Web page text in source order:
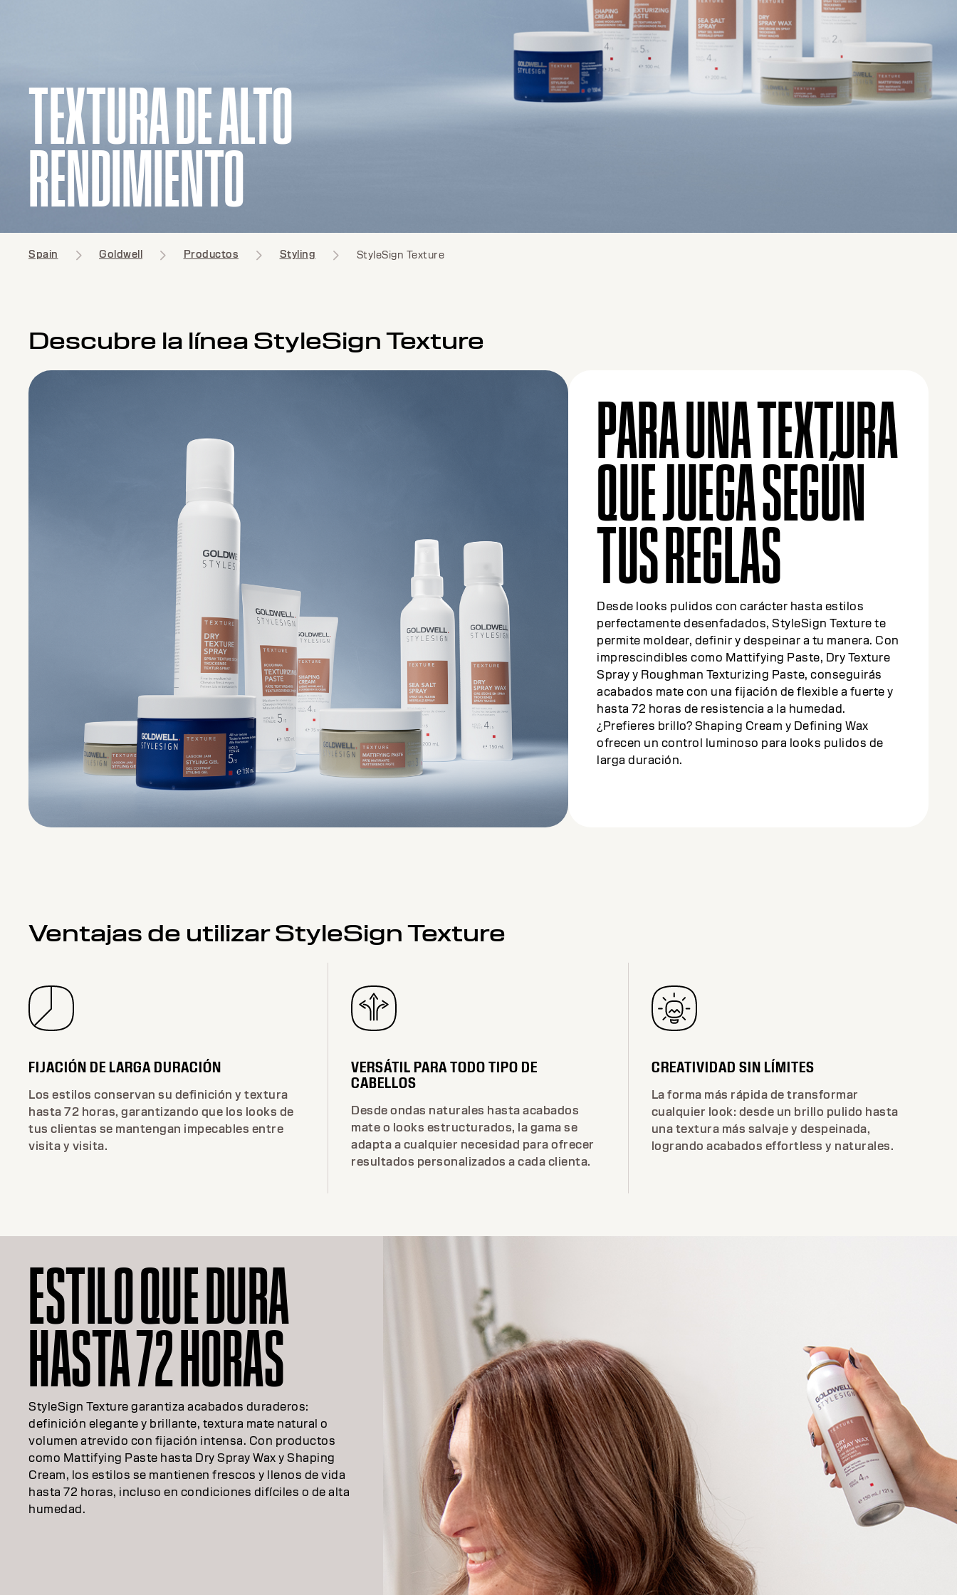
TEXTURA DE ALTO
RENDIMIENTO
Spain Goldwell Productos Styling StyleSign Texture
Descubre la línea StyleSign Texture
PARA UNA TEXTURA
QUE JUEGA SEGÚN
TUS REGLAS
Desde looks pulidos con carácter hasta estilos
perfectamente desenfadados, StyleSign Texture te
permite moldear, definir y despeinar a tu manera. Con
imprescindibles como Mattifying Paste, Dry Texture
Spray y Roughman Texturizing Paste, conseguirás
acabados mate con una fijación de flexible a fuerte y
hasta 72 horas de resistencia a la humedad.
¿Prefieres brillo? Shaping Cream y Defining Wax
ofrecen un control luminoso para looks pulidos de
larga duración.
Ventajas de utilizar StyleSign Texture
FIJACIÓN DE LARGA DURACIÓN
Los estilos conservan su definición y textura
hasta 72 horas, garantizando que los looks de
tus clientas se mantengan impecables entre
visita y visita.
VERSÁTIL PARA TODO TIPO DE
CABELLOS
Desde ondas naturales hasta acabados
mate o looks estructurados, la gama se
adapta a cualquier necesidad para ofrecer
resultados personalizados a cada clienta.
CREATIVIDAD SIN LÍMITES
La forma más rápida de transformar
cualquier look: desde un brillo pulido hasta
una textura más salvaje y despeinada,
logrando acabados effortless y naturales.
ESTILO QUE DURA
HASTA 72 HORAS
StyleSign Texture garantiza acabados duraderos:
definición elegante y brillante, textura mate natural o
volumen atrevido con fijación intensa. Con productos
como Mattifying Paste hasta Dry Spray Wax y Shaping
Cream, los estilos se mantienen frescos y llenos de vida
hasta 72 horas, incluso en condiciones difíciles o de alta
humedad.